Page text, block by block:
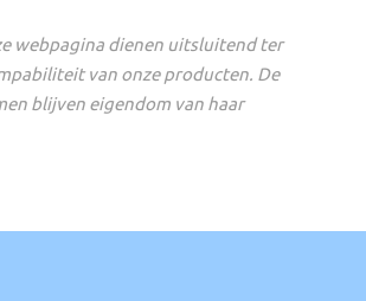
webpagina dienen uitsluitend ter
van onze producten. De
blijven eigendom van haar